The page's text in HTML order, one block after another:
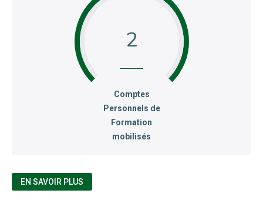
2
:Comptes
Personnels de
Formation
mobilisés
EN SAVOIR PLUS